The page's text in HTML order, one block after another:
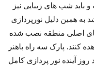
باید شب های زیبایی نیز
به همین دلیل نورپردازی
اصلی منطقه نصب شده
کنند. پارک سه راه باهنر
روز آینده نور پردازی کامل